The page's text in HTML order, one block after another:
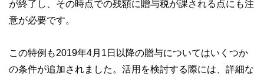
が終了し、その時点での残額に贈与税が課される点にも注
意が必要です。
この特例も2019年4月1日以降の贈与についてはいくつか
の条件が追加されました。活用を検討する際には、詳細な